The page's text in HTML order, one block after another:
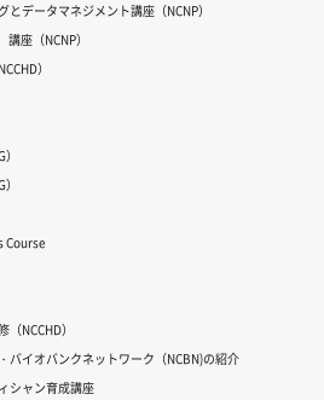
データマネジメント講座（NCNP）
座（NCNP）
）
Course
NCCHD）
バイオバンクネットワーク（NCBN)の紹介
シャン育成講座